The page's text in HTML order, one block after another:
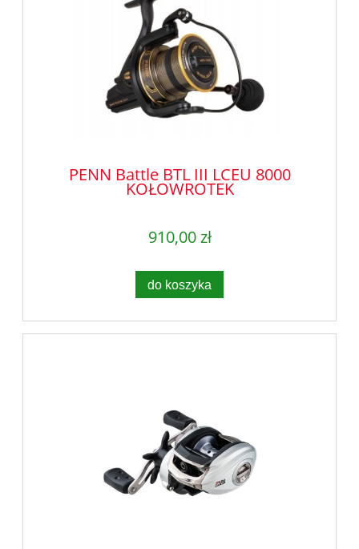
PENN Battle BTL III LCEU 8000
KOŁOWROTEK
910,00 zł
do koszyka